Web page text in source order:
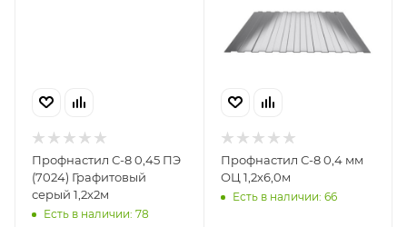
Профнастил С-8 0,45 ПЭ
(7024) Графитовый
серый 1,2х2м
Есть в наличии: 78
Профнастил С-8 0,4 мм
ОЦ 1,2х6,0м
Есть в наличии: 66